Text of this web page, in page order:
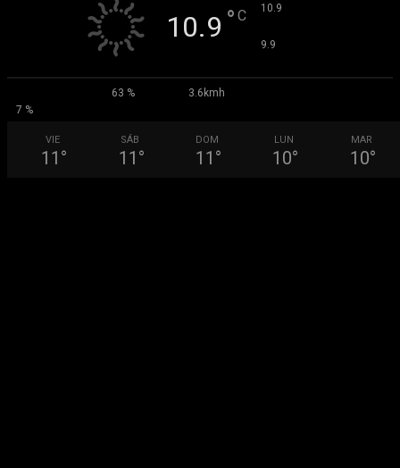
10.9 ° C 10.9
9.9
63 %
3.6kmh
7 %
VIE
11 °
SÁB
11 °
DOM
11 °
LUN
10°
MAR
10°